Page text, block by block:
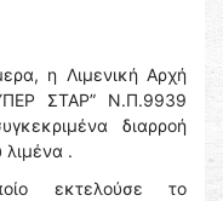
η Λιμενική Αρχή
ΣΤΑΡ” Ν.Π.9939
διαρροή
λιμένα .
εκτελούσε το